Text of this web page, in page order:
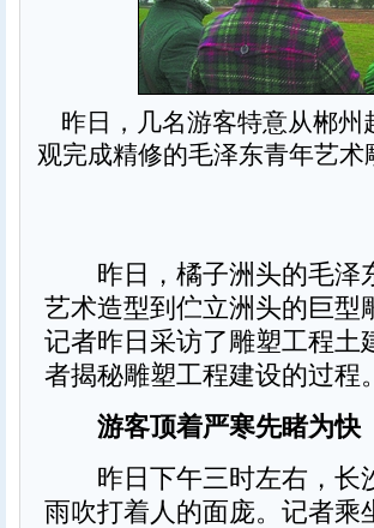
昨日，几名游客特意从郴州
观完成精修的毛泽东青年艺术
昨日，橘子洲头的毛泽
艺术造型到伫立洲头的巨
记者昨日采访了雕塑工程
者揭秘雕塑工程建设的过程。
游客顶着严寒先睹为快
昨日下午三时左右，长
雨吹打着人的面庞。记者